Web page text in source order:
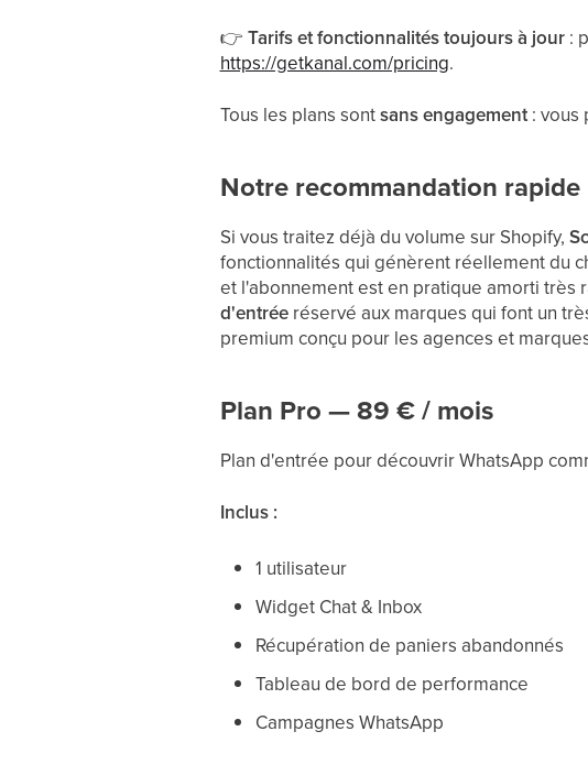
👉 Tarifs et fonctionnalités toujours à jour:
https://getkanal.com/pricing.
Tous les plans sontsans engagement: vous
Notre recommandation rapide
Si vous traitez déjà du volume sur Shopify,
fonctionnalités qui génèrent réellement du
et l'abonnement est en pratique amorti très
d'entréeréservé aux marques qui font un
premium conçu pour les agences et
Plan Pro — 89 € / mois
Plan d'entrée pour découvrir WhatsApp
Inclus :
1 utilisateur
Widget Chat & Inbox
Récupération de paniers abandonnés
Tableau de bord de performance
Campagnes WhatsApp